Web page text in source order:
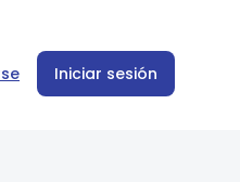
Iniciar sesión